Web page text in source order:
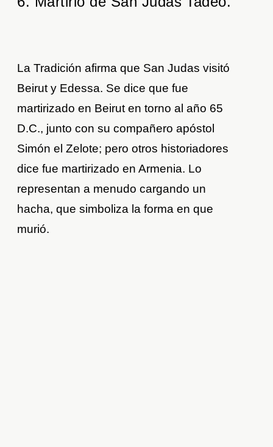
La Tradición afirma que San Judas visitó
Beirut y Edessa. Se dice que fue
martirizado en Beirut en torno al año 65
D.C., junto con su compañero apóstol
Simón el Zelote; pero otros historiadores
dice fue martirizado en Armenia. Lo
representan a menudo cargando un
hacha, que simboliza la forma en que
murió.